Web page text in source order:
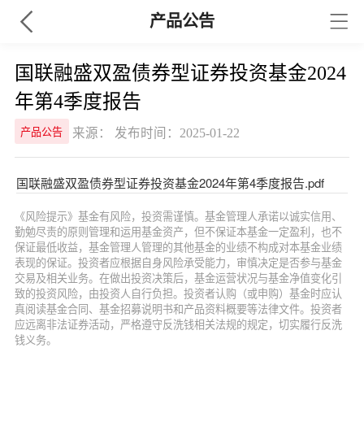
产品公告
国联融盛双盈债券型证券投资基金2024
年第4季度报告
产品公告 来源： 发布时间：2025-01-22
国联融盛双盈债券型证券投资基金2024年第4季度报告.pdf
《风险提示》基金有风险，投资需谨慎。基金管理人承诺以诚实信用、
勤勉尽责的原则管理和运用基金资产，但不保证本基金一定盈利，也不
保证最低收益，基金管理人管理的其他基金的业绩不构成对本基金业绩
表现的保证。投资者应根据自身风险承受能力，审慎决定是否参与基金
交易及相关业务。在做出投资决策后，基金运营状况与基金净值变化引
致的投资风险，由投资人自行负担。投资者认购（或申购）基金时应认
真阅读基金合同、基金招募说明书和产品资料概要等法律文件。投资者
应远离非法证券活动，严格遵守反洗钱相关法规的规定，切实履行反洗
钱义务。